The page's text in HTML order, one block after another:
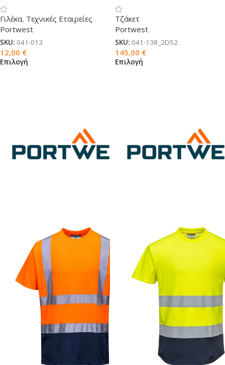
Γιλέκα, Τεχνικές Εταιρείες
Portwest
SKU: 041-013
12,00 €
Επιλογή
Τζάκετ
Portwest
SKU: 041-138_2D52
145,00 €
Επιλογή